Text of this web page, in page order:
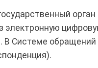
орган
электронную
В Системе